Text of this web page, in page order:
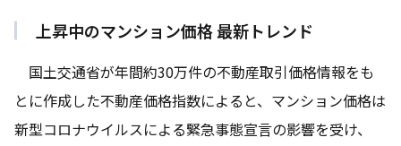
上昇中のマンション価格 最新トレンド
国土交通省が年間約30万件の不動産取引価格情報をも
とに作成した不動産価格指数によると、マンション価格は
新型コロナウイルスによる緊急事態宣言の影響を受け、